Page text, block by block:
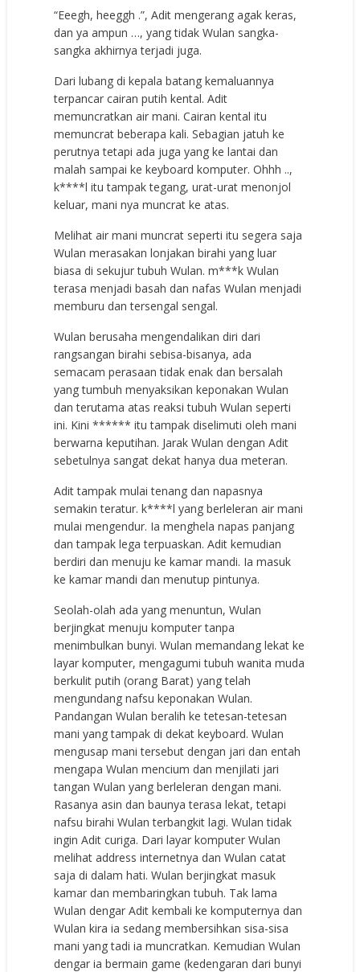
“Eeegh, heeggh .”, Adit mengerang agak keras,
dan ya ampun …, yang tidak Wulan sangka-
sangka akhirnya terjadi juga.
Dari lubang di kepala batang kemaluannya
terpancar cairan putih kental. Adit
memuncratkan air mani. Cairan kental itu
memuncrat beberapa kali. Sebagian jatuh ke
perutnya tetapi ada juga yang ke lantai dan
malah sampai ke keyboard komputer. Ohhh ..,
k****l itu tampak tegang, urat-urat menonjol
keluar, mani nya muncrat ke atas.
Melihat air mani muncrat seperti itu segera saja
Wulan merasakan lonjakan birahi yang luar
biasa di sekujur tubuh Wulan. m***k Wulan
terasa menjadi basah dan nafas Wulan menjadi
memburu dan tersengal sengal.
Wulan berusaha mengendalikan diri dari
rangsangan birahi sebisa-bisanya, ada
semacam perasaan tidak enak dan bersalah
yang tumbuh menyaksikan keponakan Wulan
dan terutama atas reaksi tubuh Wulan seperti
ini. Kini ****** itu tampak diselimuti oleh mani
berwarna keputihan. Jarak Wulan dengan Adit
sebetulnya sangat dekat hanya dua meteran.
Adit tampak mulai tenang dan napasnya
semakin teratur. k****l yang berleleran air mani
mulai mengendur. Ia menghela napas panjang
dan tampak lega terpuaskan. Adit kemudian
berdiri dan menuju ke kamar mandi. Ia masuk
ke kamar mandi dan menutup pintunya.
Seolah-olah ada yang menuntun, Wulan
berjingkat menuju komputer tanpa
menimbulkan bunyi. Wulan memandang lekat ke
layar komputer, mengagumi tubuh wanita muda
berkulit putih (orang Barat) yang telah
mengundang nafsu keponakan Wulan.
Pandangan Wulan beralih ke tetesan-tetesan
mani yang tampak di dekat keyboard. Wulan
mengusap mani tersebut dengan jari dan entah
mengapa Wulan mencium dan menjilati jari
tangan Wulan yang berleleran dengan mani.
Rasanya asin dan baunya terasa lekat, tetapi
nafsu birahi Wulan terbangkit lagi. Wulan tidak
ingin Adit curiga. Dari layar komputer Wulan
melihat address internetnya dan Wulan catat
saja di dalam hati. Wulan berjingkat masuk
kamar dan membaringkan tubuh. Tak lama
Wulan dengar Adit kembali ke komputernya dan
Wulan kira ia sedang membersihkan sisa-sisa
mani yang tadi ia muncratkan. Kemudian Wulan
dengar ia bermain game (kedengaran dari bunyi